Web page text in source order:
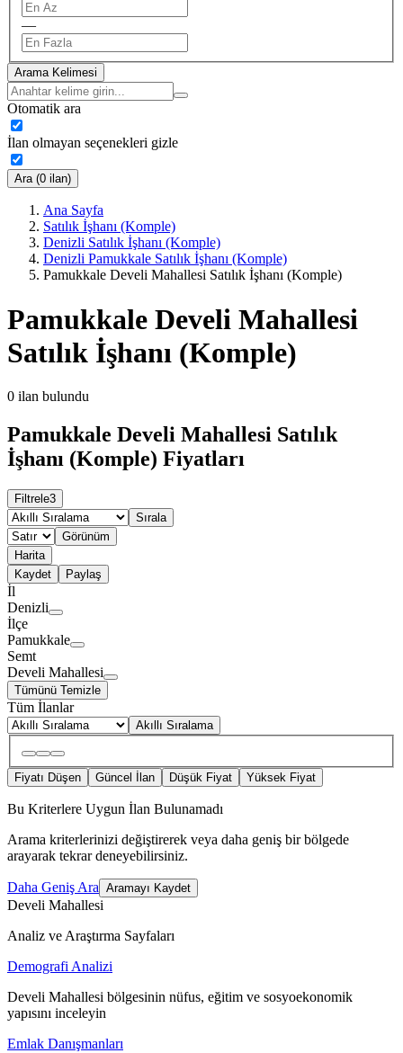
—
Arama Kelimesi
Otomatik ara
İlan olmayan seçenekleri gizle
Ara (0 ilan)
Ana Sayfa
Satılık İşhanı (Komple)
Denizli Satılık İşhanı (Komple)
Denizli Pamukkale Satılık İşhanı (Komple)
Pamukkale Develi Mahallesi Satılık İşhanı (Komple)
Pamukkale Develi Mahallesi
Satılık İşhanı (Komple)
0 ilan bulundu
Pamukkale Develi Mahallesi Satılık
İşhanı (Komple) Fiyatları
Filtrele3
Sırala
Görünüm
Harita
Kaydet
Paylaş
İl
Denizli
İlçe
Pamukkale
Semt
Develi Mahallesi
Tümünü Temizle
Tüm İlanlar
Akıllı Sıralama
Fiyatı Düşen Güncel İlan Düşük Fiyat Yüksek Fiyat
Bu Kriterlere Uygun İlan Bulunamadı
Arama kriterlerinizi değiştirerek veya daha geniş bir bölgede
arayarak tekrar deneyebilirsiniz.
Daha Geniş Ara Aramayı Kaydet
Develi Mahallesi
Analiz ve Araştırma Sayfaları
Demografi Analizi
Develi Mahallesi bölgesinin nüfus, eğitim ve sosyoekonomik
yapısını inceleyin
Emlak Danışmanları